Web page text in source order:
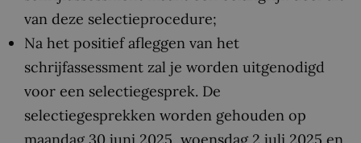
van deze selectieprocedure;
Na het positief afleggen van het
schrijfassessment zal je worden uitgenodigd
voor een selectiegesprek. De
selectiegesprekken worden gehouden op